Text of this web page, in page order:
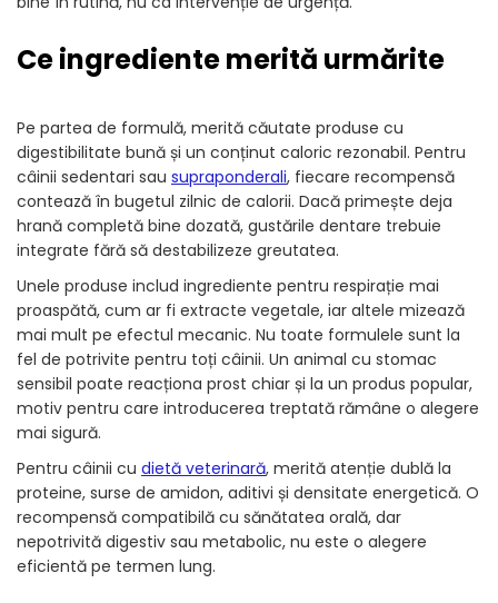
Ce ingrediente merită urmărite
Pe partea de formulă, merită căutate produse cu
digestibilitate bună și un conținut caloric rezonabil. Pentru
câinii sedentari sau supraponderali, fiecare recompensă
contează în bugetul zilnic de calorii. Dacă primește deja
hrană completă bine dozată, gustările dentare trebuie
integrate fără să destabilizeze greutatea.
Unele produse includ ingrediente pentru respirație mai
proaspătă, cum ar fi extracte vegetale, iar altele mizează
mai mult pe efectul mecanic. Nu toate formulele sunt la
fel de potrivite pentru toți câinii. Un animal cu stomac
sensibil poate reacționa prost chiar și la un produs popular,
motiv pentru care introducerea treptată rămâne o alegere
mai sigură.
Pentru câinii cu dietă veterinară, merită atenție dublă la
proteine, surse de amidon, aditivi și densitate energetică. O
recompensă compatibilă cu sănătatea orală, dar
nepotrivită digestiv sau metabolic, nu este o alegere
eficientă pe termen lung.